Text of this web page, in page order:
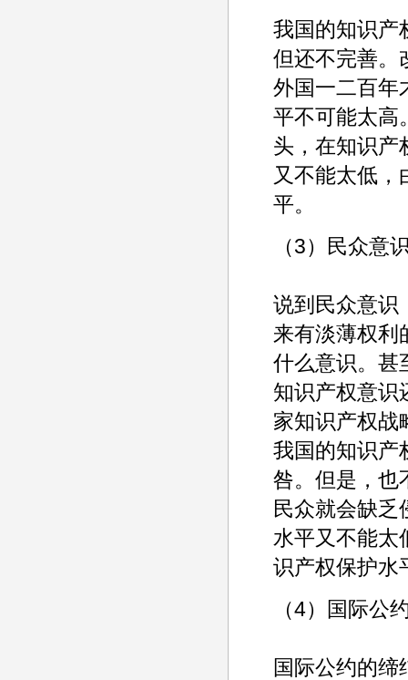
我国的知识产
但还不完善。
外国一二百年
平不可能太高
头，在知识产
又不能太低，
平。
（3）民众意
说到民众意识
来有淡薄权利
什么意识。甚
知识产权意识
家知识产权战
我国的知识产
咎。但是，也
民众就会缺乏
水平又不能太
识产权保护水
（4）国际公
国际公约的缔